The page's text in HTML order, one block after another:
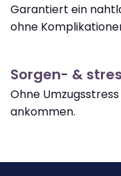
Garantiert ein
ohne
Sorgen- &
Ohne
ankommen.